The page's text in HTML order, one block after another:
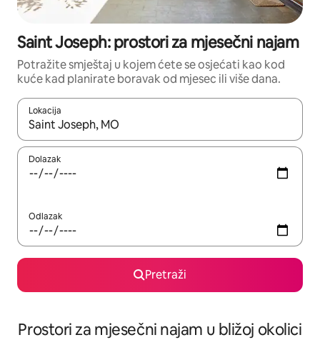
Saint Joseph: prostori za mjesečni najam
Potražite smještaj u kojem ćete se osjećati kao kod
kuće kad planirate boravak od mjesec ili više dana.
Lokacija
Kada budu dostupni rezultati, moći ćete ih pregledati
Dolazak
Odlazak
Pretraži
Prostori za mjesečni najam u bližoj okolici